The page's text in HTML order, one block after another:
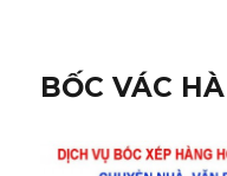
BỐC VÁC